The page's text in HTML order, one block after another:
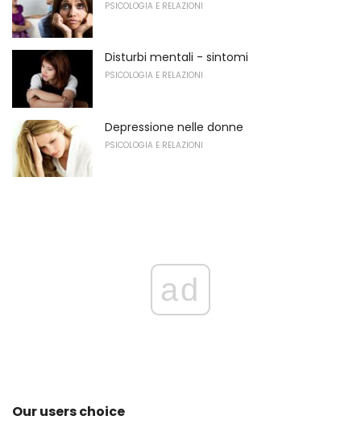
PSICOLOGIA E RELAZIONI
Disturbi mentali - sintomi
PSICOLOGIA E RELAZIONI
Depressione nelle donne
PSICOLOGIA E RELAZIONI
ad
Our users choice